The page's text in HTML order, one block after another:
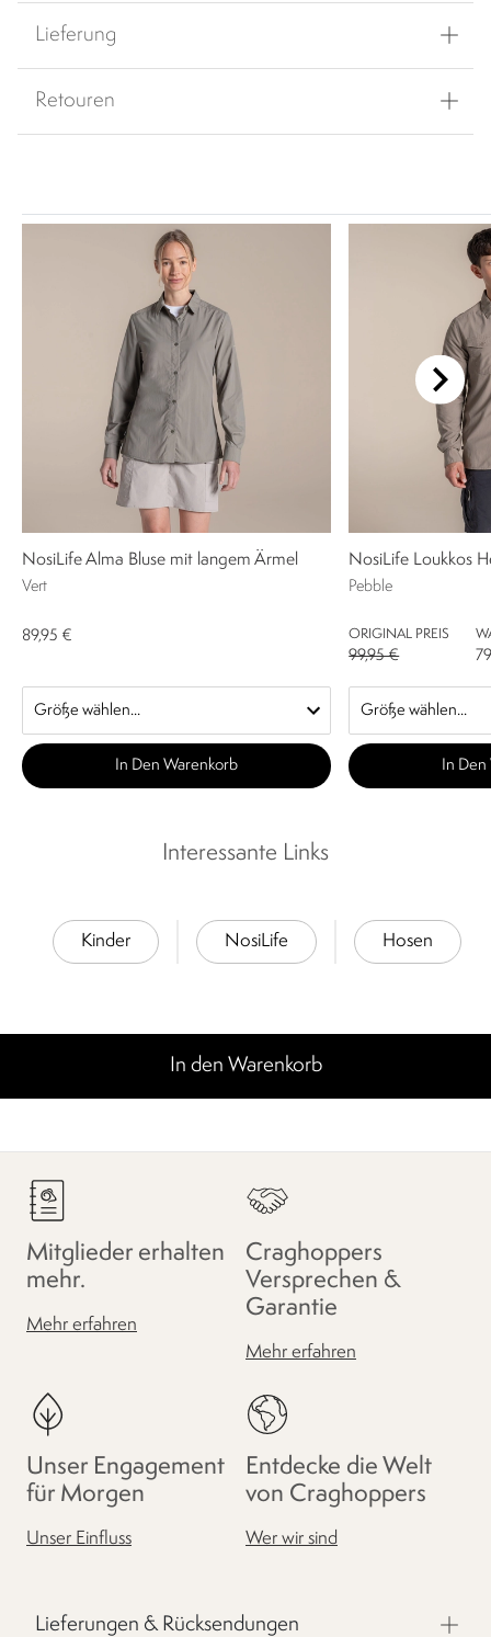
Lieferung
Retouren
NosiLife Alma Bluse mit langem Ärmel
Vert
89,95 €
In Den Warenkorb
NosiLife Loukkos
Pebble
ORIGINAL PREIS
99,95 €
In
Interessante Links
Kinder NosiLife Hosen
In den Warenkorb
Mitglieder erhalten
mehr.
Mehr erfahren
Craghoppers
Versprechen &
Garantie
Mehr erfahren
Unser Engagement
für Morgen
Unser Einfluss
Entdecke die Welt
von Craghoppers
Wer wir sind
Lieferungen & Rücksendungen